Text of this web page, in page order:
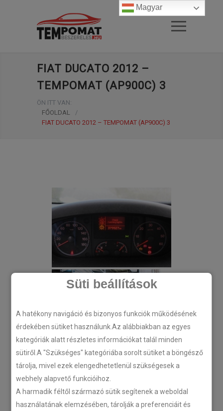
Süti beállítások
A hatékony navigáció és bizonyos funkciók működésének
érdekében sütiket használunk.Az alábbiakban az egyes
kategóriák alatt részletes információkat talál minden
sütiről.A "Szükséges" kategóriába sorolt sütiket a böngésző
tárolja, mivel ezek elengedhetetlenül szükségesek a
webhely alapvető funkcióihoz.
A harmadik féltől származó sütik segítenek a weboldal
használatának elemzésében, tárolják a preferenciáit és
FIAT DUCATO 2012 –
TEMPOMAT (AP900C) 3
ÖN ITT VAN:
FŐOLDAL
/
FIAT DUCATO 2012 – TEMPOMAT (AP900C) 3
Magyar